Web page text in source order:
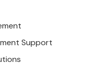
Support